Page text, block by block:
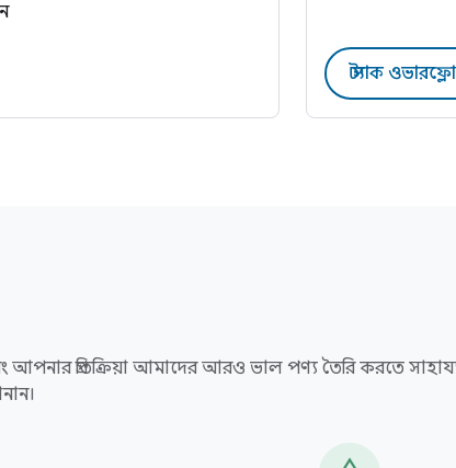
স্ট্যাক
আপনার প্রতিক্রিয়া আমাদের আরও ভাল পণ্য তৈরি করতে